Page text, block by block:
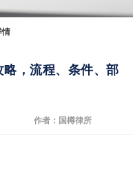
情
略，流程、条件、部
作者：国樽律所